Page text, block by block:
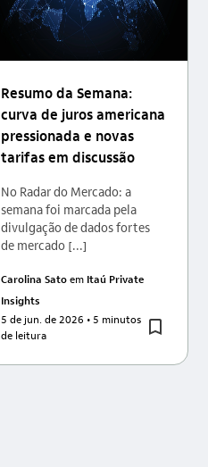
Resumo da Semana:
curva de juros americana
pressionada e novas
tarifas em discussão
No Radar do Mercado: a
semana foi marcada pela
divulgação de dados fortes
de mercado [...]
Carolina Satoem Itaú Private
Insights
5 de jun. de 2026 • 5 minutos
de leitura